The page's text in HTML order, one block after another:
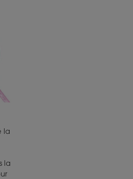
la
la